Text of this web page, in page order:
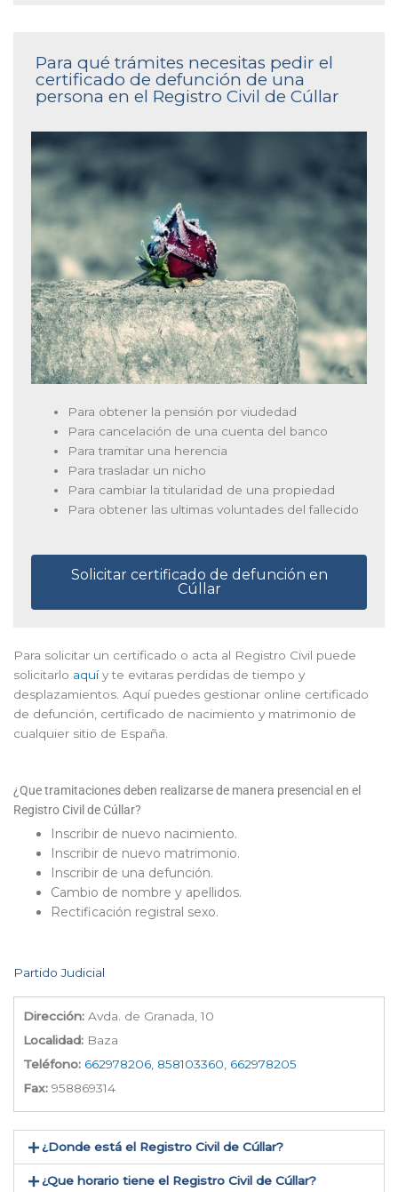
Para qué trámites necesitas pedir el
certificado de defunción de una
persona en el Registro Civil de Cúllar
Para obtener la pensión por viudedad
Para cancelación de una cuenta del banco
Para tramitar una herencia
Para trasladar un nicho
Para cambiar la titularidad de una propiedad
Para obtener las ultimas voluntades del fallecido
Solicitar certificado de defunción en
Cúllar
Para solicitar un certificado o acta al Registro Civil puede
solicitarlo aquíy te evitaras perdidas de tiempo y
desplazamientos. Aquí puedes gestionar online certificado
de defunción, certificado de nacimiento y matrimonio de
cualquier sitio de España.
¿Que tramitaciones deben realizarse de manera presencial en el
Registro Civil de Cúllar?
Inscribir de nuevo nacimiento.
Inscribir de nuevo matrimonio.
Inscribir de una defunción.
Cambio de nombre y apellidos.
Rectificación registral sexo.
Partido Judicial
Dirección: Avda. de Granada, 10
Localidad: Baza
Teléfono: 662978206, 858103360, 662978205
Fax: 958869314
¿Donde está el Registro Civil de Cúllar​?
¿Que horario tiene el Registro Civil de Cúllar?